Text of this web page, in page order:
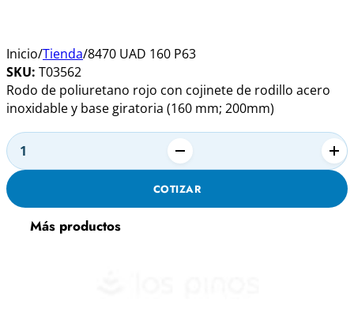
Inicio/Tienda/8470 UAD 160 P63
SKU: T03562
Rodo de poliuretano rojo con cojinete de rodillo acero
inoxidable y base giratoria (160 mm; 200mm)
8470
UAD
160
P63
cantidad
COTIZAR
Alternative:
Más productos